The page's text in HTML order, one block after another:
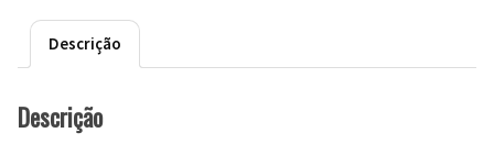
Descrição
Descrição